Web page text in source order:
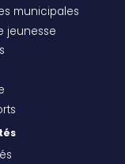
municipales
jeunesse